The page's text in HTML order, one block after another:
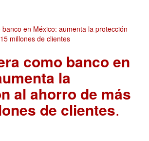
como banco en
la
al ahorro de más
de clientes.